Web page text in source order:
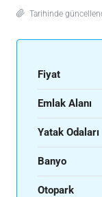
Tarihinde
Fiyat
Emlak Alanı
Yatak Odaları
Banyo
Otopark